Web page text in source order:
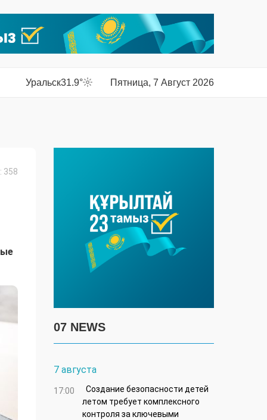
Уральск31.9° Пятница, 7 Август 2026
358
07 NEWS
7 августа
17:00
Создание безопасности детей
летом требует комплексного
контроля за ключевыми